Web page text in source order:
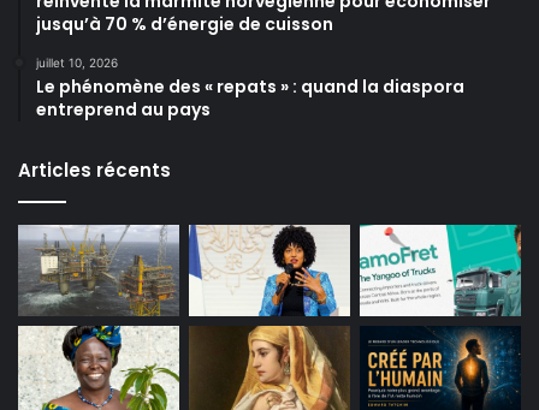
jusqu’à 70 % d’énergie de cuisson
juillet 10, 2026
Le phénomène des « repats » : quand la diaspora
entreprend au pays
Articles récents